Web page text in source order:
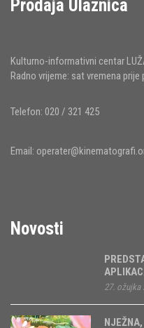
Prodaja Ulaznica
Kulturno-informativni centar
Radno vrijeme: sat vremena
Telefon: 020 / 321 425
Email:
Novosti
27. ožujka